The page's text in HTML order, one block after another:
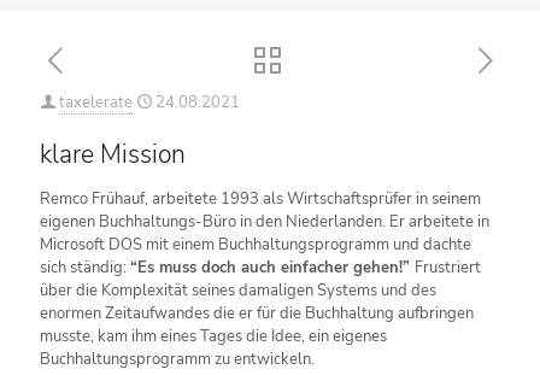
taxelerate 24.08.2021
klare Mission
Remco Frühauf, arbeitete 1993 als Wirtschaftsprüfer in seinem
eigenen Buchhaltungs-Büro in den Niederlanden. Er arbeitete in
Microsoft DOS mit einem Buchhaltungsprogramm und dachte
sich ständig: “Es muss doch auch einfacher gehen!” Frustriert
über die Komplexität seines damaligen Systems und des
enormen Zeitaufwandes die er für die Buchhaltung aufbringen
musste, kam ihm eines Tages die Idee, ein eigenes
Buchhaltungsprogramm zu entwickeln.